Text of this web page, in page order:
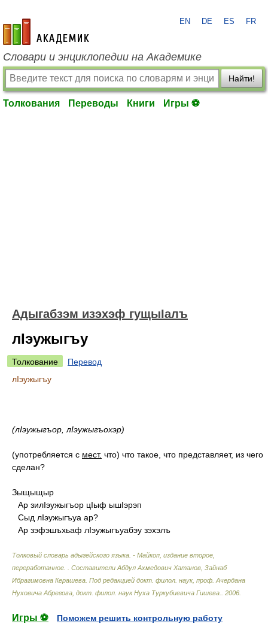
academic.ru
EN DE ES FR
Словари и энциклопедии на Академике
Найти!
Толкования Переводы Книги Игры ⚽
Адыгабзэм изэхэф гущыIалъ
лIэужыгъу
Толкование
Перевод
лIэужыгъу
(лIэужыгъор, лIэужыгъохэр)
(употребляется с мест. что) что такое, что представляет, из чего
сделан?
Зыщыщыр
Ар зилIэужыгъор цIыф ышIэрэп
Сыд лIэужыгъуа ар?
Ар зэфэшъхьаф лIэужыгъуабэу зэхэлъ
Толковый словарь адыгейского языка. - Майкоп, издание второе,
переработанное.
Составители Абдул Ахмедович Хатанов, Зайнаб
Ибрагимовна Керашева. Под редакцией докт. филол. наук, проф. Ачердана
Нуховича Абрегова, докт. филол. наук Нуха Туркубиевича Гишева.
2006
Игры ⚽
Поможем решить контрольную работу